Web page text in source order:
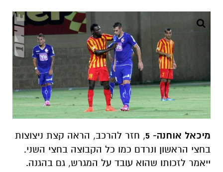
מיכאל אוחנה- 5
, חזר להרכב, הראה קצת ניצוצות
בחצי הראשון ונרדם כמו כל הקבוצה בחצי השני.
ייאמר לזכותו שהוא עובד על המגרש, גם בהגנה.